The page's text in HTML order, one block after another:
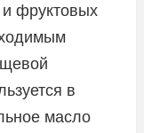
и фруктовых
в
масло